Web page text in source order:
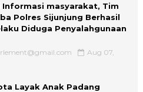
Informasi masyarakat, Tim
Polres Sijunjung Berhasil
Diduga Penyalahgunaan
Aug 07,
Layak Anak Padang